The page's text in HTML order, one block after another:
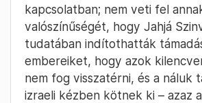
kapcsolatban; nem veti fel
valószínűségét, hogy Jahjá
tudatában indítothatták
embereiket, hogy azok
nem fog visszatérni, és a náluk
izraeli kézben kötnek ki – azaz